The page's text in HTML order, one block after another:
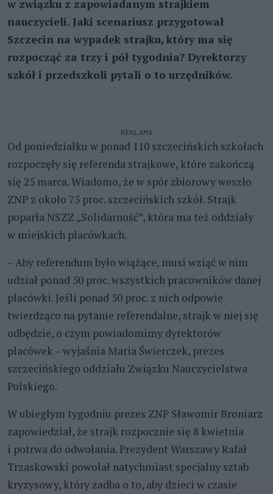
w związku z zapowiadanym strajkiem
nauczycieli. Jaki scenariusz przygotował
Szczecin na wypadek strajku, który ma się
rozpocząć za trzy i pół tygodnia? Dyrektorzy
szkół i przedszkoli pytali o to urzędników.
REKLAMA
Od poniedziałku w ponad 110 szczecińskich szkołach
rozpoczęły się referenda strajkowe, które zakończą
się 25 marca. Wiadomo, że w spór zbiorowy weszło
ZNP z około 75 proc. szczecińskich szkół. Strajk
poparła NSZZ „Solidarność”, która ma też oddziały
w miejskich placówkach.
– Aby referendum było wiążące, musi wziąć w nim
udział ponad 50 proc. wszystkich pracowników danej
placówki. Jeśli ponad 50 proc. z nich odpowie
twierdząco na pytanie referendalne, strajk w niej się
odbędzie, o czym powiadomimy dyrektorów
placówek – wyjaśnia Maria Świerczek, prezes
szczecińskiego oddziału Związku Nauczycielstwa
Polskiego.
W ubiegłym tygodniu prezes ZNP Sławomir Broniarz
zapowiedział, że strajk rozpocznie się 8 kwietnia
i potrwa do odwołania. Prezydent Warszawy Rafał
Trzaskowski powołał natychmiast specjalny sztab
kryzysowy, który zadba o to, aby dzieci w czasie